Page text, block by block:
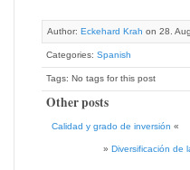
Author: Eckehard Krah on 28.
Categories: Spanish
Tags: No tags for this post
Other posts
Calidad y grado de inversión «
» Diversificación de